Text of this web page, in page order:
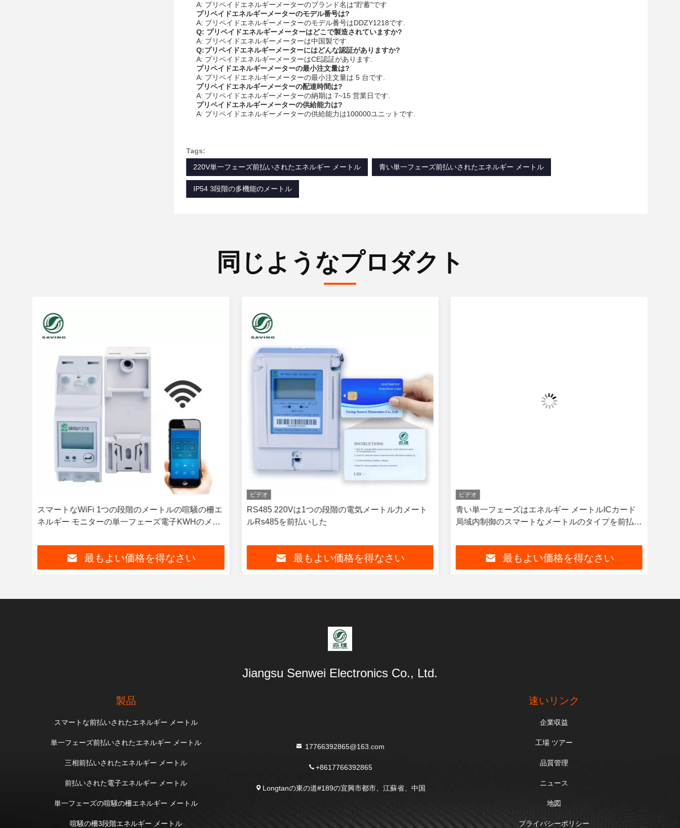
A: プリペイドエネルギーメーターのブランド名は"貯蓄"です
プリペイドエネルギーメーターのモデル番号は?
A: プリペイドエネルギーメーターのモデル番号はDDZY1218です.
Q: プリペイドエネルギーメーターはどこで製造されていますか?
A: プリペイドエネルギーメーターは中国製です
Q:プリペイドエネルギーメーターにはどんな認証がありますか?
A: プリペイドエネルギーメーターはCE認証があります.
プリペイドエネルギーメーターの最小注文量は?
A: プリペイドエネルギーメーターの最小注文量は 5 台です.
プリペイドエネルギーメーターの配達時間は?
A: プリペイドエネルギーメーターの納期は 7~15 営業日です.
プリペイドエネルギーメーターの供給能力は?
A: プリペイドエネルギーメーターの供給能力は100000ユニットです.
Tags:
220V単一フェーズ前払いされたエネルギー メートル
青い単一フェーズ前払いされたエネルギー メートル
IP54 3段階の多機能のメートル
同じようなプロダクト
スマートなWiFi 1つの段階のメートルの喧騒の柵エ
ネルギー モニターの単一フェーズ電子KWHのメー
最もよい価格を得なさい
ビデオ
RS485 220Vは1つの段階の電気メートル力メート
ルRs485を前払いした
最もよい価格を得なさい
ビデオ
青い単一フェーズはエネルギー メートルICカード
局域内制御のスマートなメートルのタイプを前払い
最もよい価格を得なさい
Jiangsu Senwei Electronics Co., Ltd.
製品
スマートな前払いされたエネルギー メートル
単一フェーズ前払いされたエネルギー メートル
三相前払いされたエネルギー メートル
前払いされた電子エネルギー メートル
単一フェーズの喧騒の柵エネルギー メートル
喧騒の柵3段階エネルギー メートル
17766392865@163.com
+8617766392865
Longtanの東の道#189の宜興市都市、江蘇省、中国
速いリンク
企業収益
工場 ツアー
品質管理
ニュース
地図
プライバシーポリシー